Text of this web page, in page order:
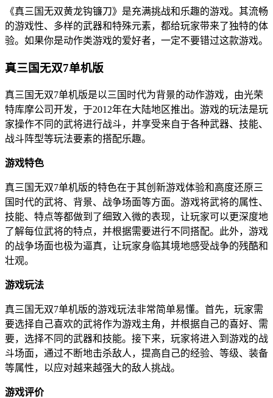
《真三国无双黄龙钩镰刀》是充满挑战和乐趣的游戏。其流畅
的游戏性、多样的武器和特殊元素，都给玩家带来了独特的体
验。如果你是动作类游戏的爱好者，一定不要错过这款游戏。
真三国无双7单机版
真三国无双7单机版是以三国时代为背景的动作游戏，由光荣
特库摩公司开发，于2012年在大陆地区推出。游戏的玩法是玩
家操作不同的武将进行战斗，并享受来自于各种武器、技能、
战斗阵型等玩法要素的搭配乐趣。
游戏特色
真三国无双7单机版的特色在于其创新游戏体验和高度还原三
国时代的武将、背景、战争场面等方面。游戏将武将的属性、
技能、特点等都做到了细致入微的表现，让玩家可以更深度地
了解每位武将的特点，并根据需要进行不同搭配。此外，游戏
的战争场面也极为逼真，让玩家身临其境地感受战争的残酷和
壮观。
游戏玩法
真三国无双7单机版的游戏玩法非常简单易懂。首先，玩家需
要选择自己喜欢的武将作为游戏主角，并根据自己的喜好、需
要，选择不同的武器和技能。接下来，玩家将进入到游戏的战
斗场面，通过不断地击杀敌人，提高自己的经验、等级、装备
等属性，以应对越来越强大的敌人挑战。
游戏评价